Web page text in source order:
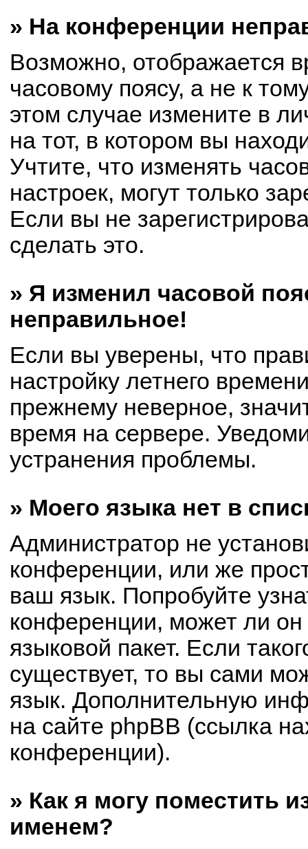
» На конференции
Возможно, отображается
часовому поясу, а не к
этом случае измените в
на тот, в котором вы
Учтите, что изменять
настроек, могут только
Если вы не
сделать это.
» Я изменил часовой
неправильное!
Если вы уверены, что
настройку летнего
прежнему неверное,
время на сервере.
устранения проблемы.
» Моего языка нет в
Администратор не
конференции, или же
ваш язык. Попробуйте
конференции, может ли
языковой пакет. Если
существует, то вы сами
язык. Дополнительную
на сайте phpBB (ссылка
конференции).
» Как я могу поместить
именем?